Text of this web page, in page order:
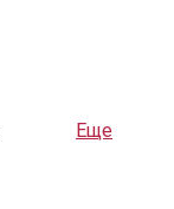
Еще